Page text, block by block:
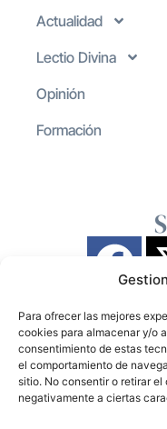
Para ofrecer las mejores
cookies para almacenar y/o
consentimiento de estas
el comportamiento de
sitio. No consentir o retirar
negativamente a ciertas
Actualidad
Lectio Divina
Opinión
Formación